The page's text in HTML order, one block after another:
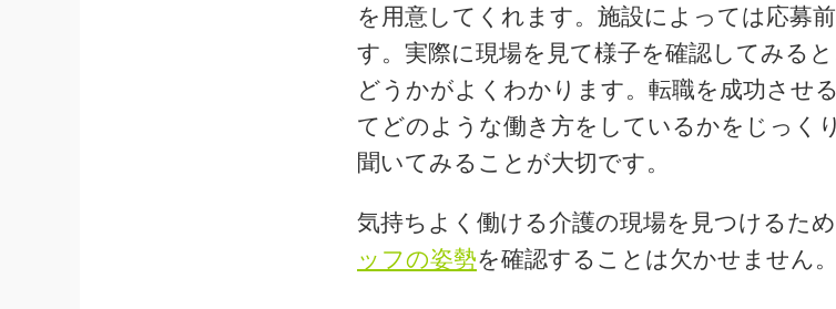
を用意してくれます。施設によっては応募
す。実際に現場を見て様子を確認してみる
どうかがよくわかります。転職を成功させ
てどのような働き方をしているかをじっく
聞いてみることが大切です。
気持ちよく働ける介護の現場を見つけるため
ッフの姿勢を確認することは欠かせません。